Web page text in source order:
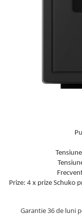
Sisteme de
Redresoare auto,
Prize: 4 x prize Schuko
Garantie 36 de luni